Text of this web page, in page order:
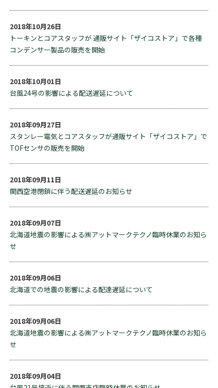
2018年10月26日
トーキンとコアスタッフが 通販サイト「ザイコストア」で各種
コンデンサー製品の販売を開始
2018年10月01日
台風24号の影響による配送遅延について
2018年09月27日
スタンレー電気とコアスタッフが通販サイト「ザイコストア」で
TOFセンサの販売を開始
2018年09月11日
関西空港閉鎖に伴う配送遅延のお知らせ
2018年09月07日
北海道地震の影響による㈱アットマークテクノ臨時休業のお知ら
せ
2018年09月06日
北海道での地震の影響による配達遅延について
2018年09月06日
北海道地震の影響による㈱アットマークテクノ臨時休業のお知ら
せ
2018年09月04日